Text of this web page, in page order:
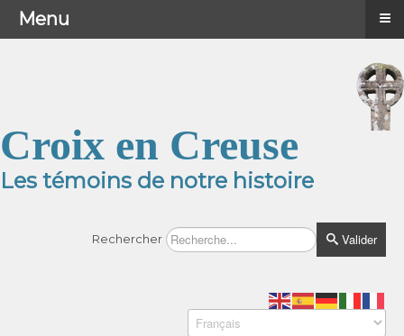
Croix en Creuse
Les témoins de notre histoire
Rechercher Valider
Menu ≡
Menu ≡